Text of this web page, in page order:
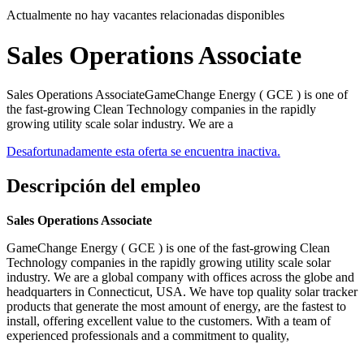
Actualmente no hay vacantes relacionadas disponibles
Sales Operations Associate
Sales Operations AssociateGameChange Energy ( GCE ) is one of
the fast-growing Clean Technology companies in the rapidly
growing utility scale solar industry. We are a
Desafortunadamente esta oferta se encuentra inactiva.
Descripción del empleo
Sales Operations Associate
GameChange Energy ( GCE ) is one of the fast-growing Clean
Technology companies in the rapidly growing utility scale solar
industry. We are a global company with offices across the globe and
headquarters in Connecticut, USA. We have top quality solar tracker
products that generate the most amount of energy, are the fastest to
install, offering excellent value to the customers. With a team of
experienced professionals and a commitment to quality,